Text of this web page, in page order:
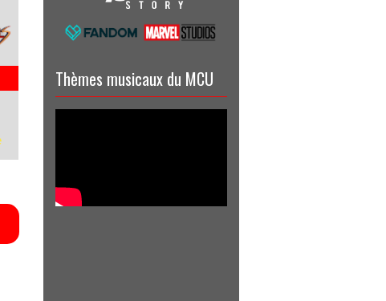
Thèmes musicaux du MCU